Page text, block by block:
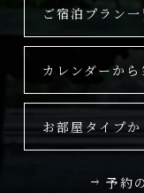
ご宿泊プラン一
カレンダーか
お部屋タイプ
予約